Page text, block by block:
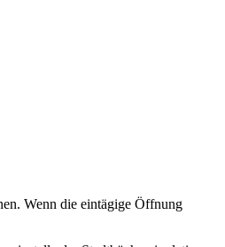
Wenn die eintägige Öffnung